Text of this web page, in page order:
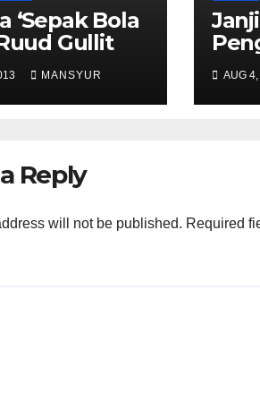
‘Sepak Bola
Gullit
MANSYUR AUG
Reply
will not be published. Required